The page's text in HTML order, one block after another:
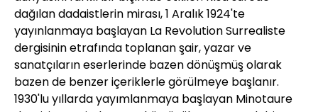
dağılan dadaistlerin mirası, 1 Aralık 1924'te
yayınlanmaya başlayan La Revolution Surrealiste
dergisinin etrafında toplanan şair, yazar ve
sanatçıların eserlerinde bazen dönüşmüş olarak
bazen de benzer içeriklerle görülmeye başlanır.
1930'lu yıllarda yayımlanmaya başlayan Minotaure